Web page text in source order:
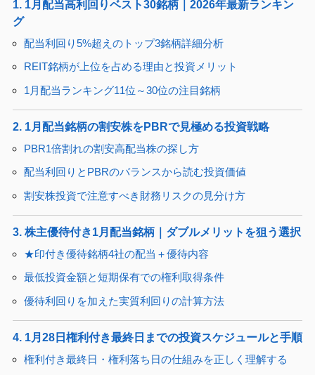
1. 1月配当高利回りベスト30銘柄｜2026年最新ランキン
グ
配当利回り5%超えのトップ3銘柄詳細分析
REIT銘柄が上位を占める理由と投資メリット
1月配当ランキング11位～30位の注目銘柄
2. 1月配当銘柄の割安株をPBRで見極める投資戦略
PBR1倍割れの割安高配当株の探し方
配当利回りとPBRのバランスから読む投資価値
割安株投資で注意すべき財務リスクの見分け方
3. 株主優待付き1月配当銘柄｜ダブルメリットを狙う選択
★印付き優待銘柄4社の配当＋優待内容
最低投資金額と短期保有での権利取得条件
優待利回りを加えた実質利回りの計算方法
4. 1月28日権利付き最終日までの投資スケジュールと手順
権利付き最終日・権利落ち日の仕組みを正しく理解する